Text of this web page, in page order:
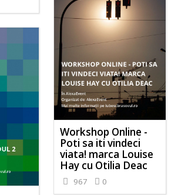
Workshop Online -
Poti sa iti vindeci
viata! marca Louise
Hay cu Otilia Deac
967 0